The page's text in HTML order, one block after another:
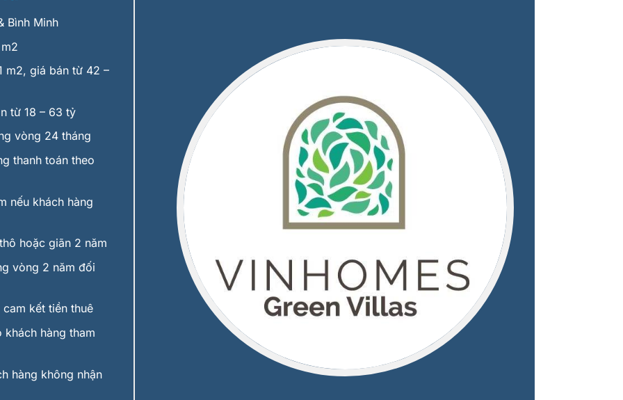
Bình Minh
m2, giá bán từ 42 –
từ 18 – 63 tỷ
vòng 24 tháng
thanh toán theo
nếu khách hàng
hoặc giãn 2 năm
vòng 2 năm đối
kết tiền thuê
hàng tham
hàng không nhận